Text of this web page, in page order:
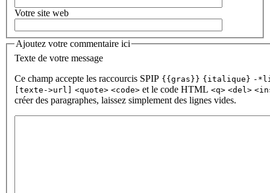
Votre site web
Ajoutez votre commentaire ici
Texte de votre message
Ce champ accepte les raccourcis SPIP {{gras}} {italique} -
[texte->url] <quote> <code> et le code HTML <q> <del>
créer des paragraphes, laissez simplement des lignes vides.